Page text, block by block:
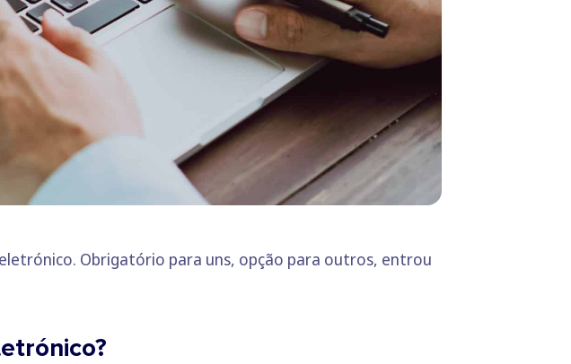
Obrigatório para uns, opção para outros, entrou